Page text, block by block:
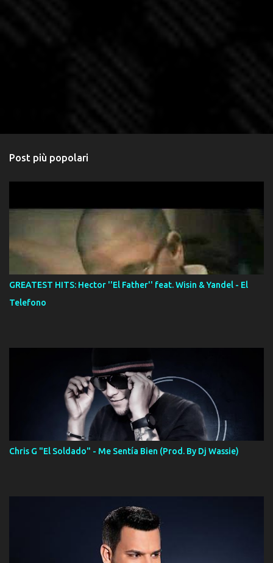
Post più popolari
GREATEST HITS: Hector ''El Father'' feat. Wisin & Yandel - El
Telefono
Chris G "El Soldado" - Me Sentía Bien (Prod. By Dj Wassie)